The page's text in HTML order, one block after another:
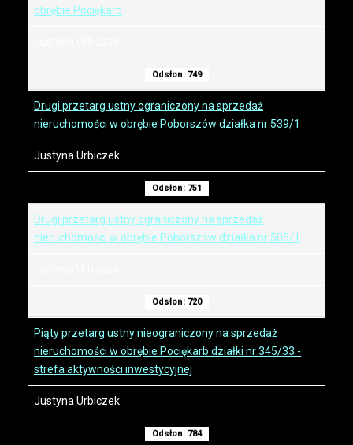
obrębie Pociękarb
Odsłon: 749
Drugi przetarg ustny ograniczony na sprzedaż
nieruchomości w obrębie Poborszów działka nr 539/1
Justyna Urbiczek
Odsłon: 751
Drugi przetarg ustny ograniczony na sprzedaż
nieruchomości w obrębie Poborszów działka nr 505/1
Odsłon: 720
Piąty przetarg ustny nieograniczony na sprzedaż
nieruchomości w obrębie Pociękarb działki nr 345/33 -
strefa aktywności inwestycyjnej
Justyna Urbiczek
Odsłon: 784